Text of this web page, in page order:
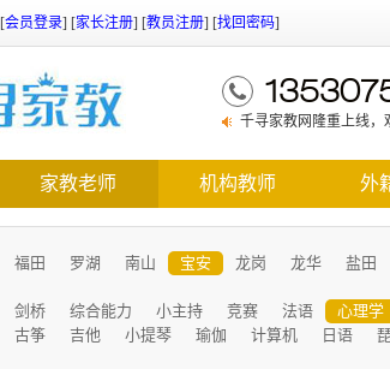
[会员登录] [家长注册] [教员注册] [找回密码]
千寻家教网隆重上线，
家教老师 机构教师 外
福田 罗湖 南山 宝安 龙岗 龙华 盐田
剑桥 综合能力 小主持 竞赛 法语 心理学
古筝 吉他 小提琴 瑜伽 计算机 日语